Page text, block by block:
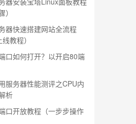
）
器快速搭建网站全流程
教程）
口如何打开？以开启80端
服务器性能测评之CPU内
析
口开放教程（一步步操作